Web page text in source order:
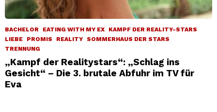
BACHELOR EATING WITH MY EX
KAMPF DER REALITY-STARS
LIEBE
PROMIS REALITY SOMMERHAUS DER STARS
TRENNUNG
„Kampf der Realitystars“: „Schlag ins
Gesicht“ – Die 3. brutale Abfuhr im TV für
Eva